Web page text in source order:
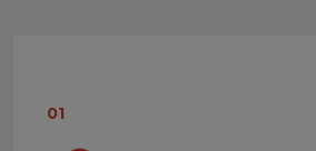
01